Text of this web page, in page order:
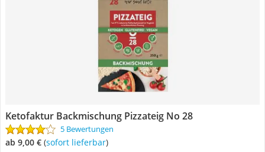
Ketofaktur Backmischung Pizzateig No 28
5 Bewertungen
ab 9,00 € ( Sofort lieferbar)